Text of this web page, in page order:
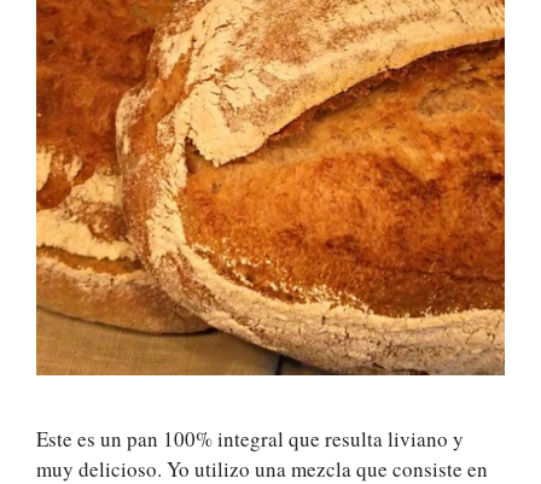
Este es un pan 100% integral que resulta liviano y
muy delicioso. Yo utilizo una mezcla que consiste en